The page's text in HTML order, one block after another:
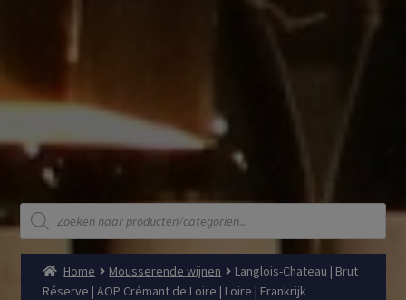
Producten
zoeken
Home Mousserende wijnen
Langlois-Chateau | Brut
Réserve | AOP Crémant de Loire | Loire | Frankrijk